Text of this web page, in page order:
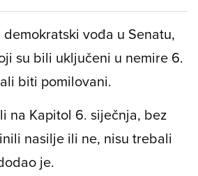
demokratski vođa u Senatu,
su bili uključeni u nemire 6.
biti pomilovani.
na Kapitol 6. siječnja, bez
nasilje ili ne, nisu trebali
je.